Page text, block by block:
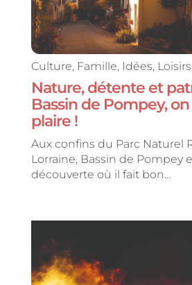
Culture, Famille, Idées, Loisirs
Nature, détente et
Bassin de Pompey,
plaire !
Aux confins du Parc Naturel
Lorraine, Bassin de Pompey
découverte où il fait bon...